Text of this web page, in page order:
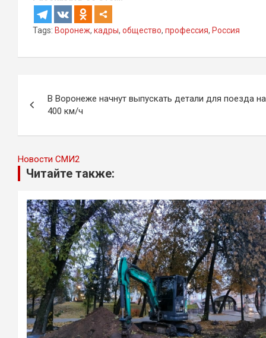
Tags: Воронеж, кадры, общество, профессия, Россия
по
записям
В Воронеже начнут выпускать детали для поезда на
400 км/ч
Новости СМИ2
Читайте также: